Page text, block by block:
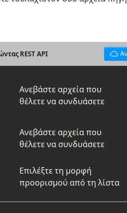
REST API
Ανεβάστε αρχεία που
θέλετε να συνδυάσετε
Ανεβάστε αρχεία που
θέλετε να συνδυάσετε
Επιλέξτε τη μορφή
προορισμού από τη λίστα